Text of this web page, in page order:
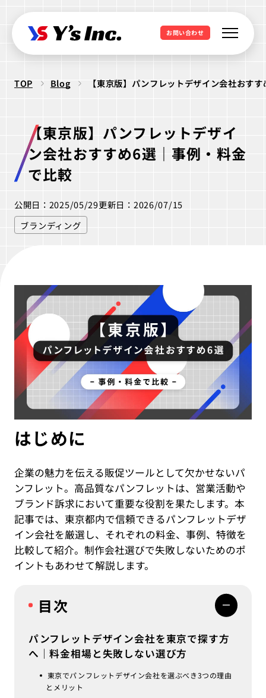
お問い合わせ
Web制作
コーポレートサイト制作
採用サイト制作
WordPressカスタム
セキュリティ診断
Webデザイン
UI/UX設計
ブランディング設計
Webマーケティング支援
SEO支援
データ基盤構築
BIツール導入
データ分析&UI改善
Webサイト活用支援
Web開発・アプリ開発
・ラボ型開発
Webシステム開発
クリエイティブ制作
ロゴ制作
アニメ公式サイト制作
IT派遣サービス
デザイナー
WEBMASTERS
EdtechTraining
Works
About
Company
Blog
Privacy policy
TOP Blog 【東京版】パンフレットデザイン会社おす
【東京版】パンフレットデザイ
ン会社おすすめ6選｜事例・料金
で比較
公開日：2025/05/29更新日：2026/07/15
ブランディング
はじめに
企業の魅力を伝える販促ツールとして欠かせないパ
ンフレット。高品質なパンフレットは、営業活動や
ブランド訴求において重要な役割を果たします。本
記事では、東京都内で信頼できるパンフレットデザ
イン会社を厳選し、それぞれの料金、事例、特徴を
比較して紹介。制作会社選びで失敗しないためのポ
イントもあわせて解説します。
目次
パンフレットデザイン会社を東京で探す方
へ｜料金相場と失敗しない選び方
東京でパンフレットデザイン会社を選ぶべき3つの理由
とメリット